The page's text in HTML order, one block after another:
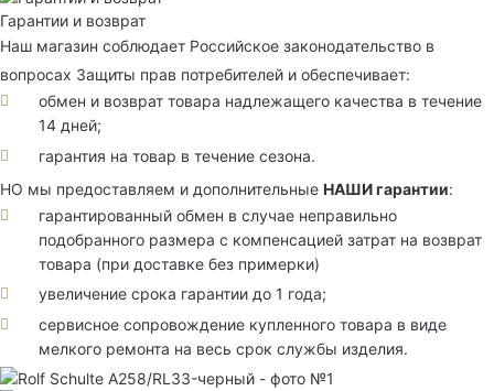
Гарантии и возврат
Наш магазин соблюдает Российское законодательство в
вопросах Защиты прав потребителей и обеспечивает:
обмен и возврат товара надлежащего качества в течение
14 дней;
гарантия на товар в течение сезона.
НО мы предоставляем и дополнительные НАШИ гарантии:
гарантированный обмен в случае неправильно
подобранного размера с компенсацией затрат на возврат
товара (при доставке без примерки)
увеличение срока гарантии до 1 года;
сервисное сопровождение купленного товара в виде
мелкого ремонта на весь срок службы изделия.